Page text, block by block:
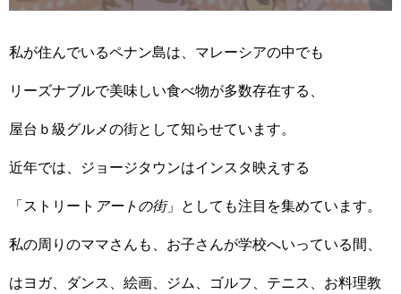
私が住んでいるペナン島は、マレーシアの中でも
リーズナブルで美味しい食べ物が多数存在する、
屋台ｂ級グルメの街として知らせています。
近年では、ジョージタウンはインスタ映えする
「ストリート アートの街」としても注目を集めています。
私の周りのママさんも、お子さんが学校へいっている間、
はヨガ、ダンス、絵画、ジム、ゴルフ、テニス、お料理教